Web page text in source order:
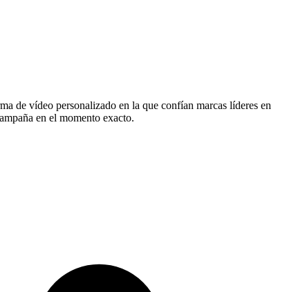
de vídeo personalizado en la que confían marcas líderes en
en el momento exacto.